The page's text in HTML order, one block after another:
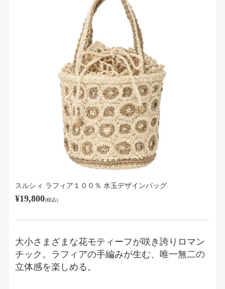
スルシィ ラフィア１００％ 水玉デザインバッグ
¥19,800(税込)
大小さまざまな花モティーフが咲き誇りロマン
チック。ラフィアの手編みが生む、唯一無二の
立体感を楽しめる。